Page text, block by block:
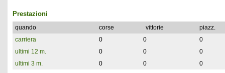
Prestazioni
quando corse vittorie
piazz.
carriera
0 0
0
ultimi 12 m.
0 0
0
ultimi 3 m.
0 0 0